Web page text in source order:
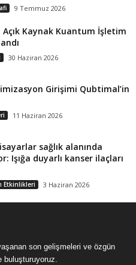
9 Temmuz 2026
Açık Kaynak Kuantum İşletim
30 Haziran 2026
Girişimi Qubtimal’in
11 Haziran 2026
sağlık alanında
Işığa duyarlı kanser ilaçları
Etkinlikleri 3 Haziran 2026
son gelişmeleri ve özgün
buluşturuyoruz.